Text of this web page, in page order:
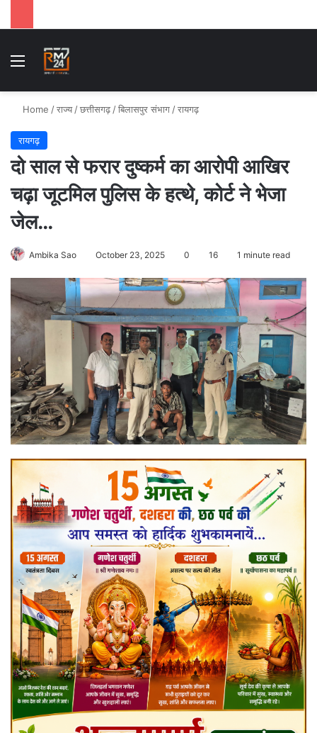
Menu
Home /राज्य /छत्तीसगढ़ /बिलासपुर संभाग /रायगढ़
रायगढ़
दो साल से फरार दुष्कर्म का आरोपी आखिर
चढ़ा जूटमिल पुलिस के हत्थे, कोर्ट ने भेजा
जेल…
Ambika Sao October 23, 2025 0 16 1 minute read